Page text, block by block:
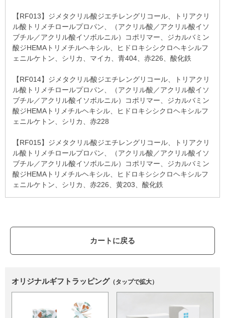
【RF013】ジメタクリル酸ジエチレングリコール、トリアクリ
ル酸トリメチロールプロパン、（アクリル酸／アクリル酸イソ
ブチル／アクリル酸イソボルニル）コポリマー、ジカルバミン
酸ジHEMAトリメチルヘキシル、ヒドロキシシクロヘキシルフ
ェニルケトン、シリカ、マイカ、青404、赤226、酸化鉄
【RF014】ジメタクリル酸ジエチレングリコール、トリアクリ
ル酸トリメチロールプロパン、（アクリル酸／アクリル酸イソ
ブチル／アクリル酸イソボルニル）コポリマー、ジカルバミン
酸ジHEMAトリメチルヘキシル、ヒドロキシシクロヘキシルフ
ェニルケトン、シリカ、赤228
【RF015】ジメタクリル酸ジエチレングリコール、トリアクリ
ル酸トリメチロールプロパン、（アクリル酸／アクリル酸イソ
ブチル／アクリル酸イソボルニル）コポリマー、ジカルバミン
酸ジHEMAトリメチルヘキシル、ヒドロキシシクロヘキシルフ
ェニルケトン、シリカ、赤226、黄203、酸化鉄
カートに戻る
オリジナルギフトラッピング （タップで拡大）